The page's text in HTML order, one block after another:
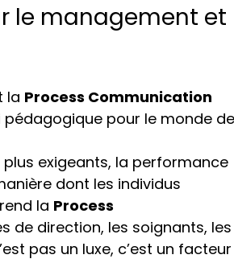
le management et
la Process Communication
pédagogique pour le monde de
exigeants, la performance
dont les individus
la Process
de direction, les soignants, les
pas un luxe, c’est un facteur